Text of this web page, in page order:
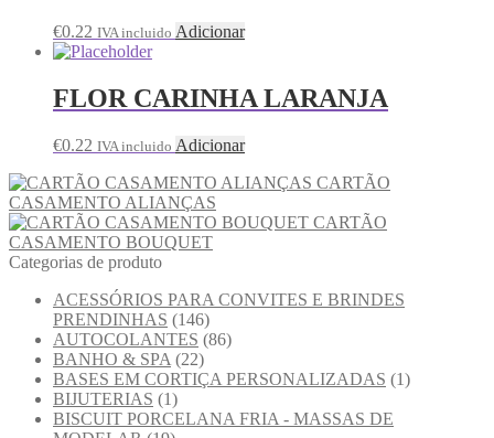
€0.22 IVA incluido Adicionar
FLOR CARINHA LARANJA
€0.22 IVA incluido Adicionar
CARTÃO
CASAMENTO ALIANÇAS
CARTÃO
CASAMENTO BOUQUET
Categorias de produto
ACESSÓRIOS PARA CONVITES E BRINDES
PRENDINHAS (146)
AUTOCOLANTES (86)
BANHO & SPA (22)
BASES EM CORTIÇA PERSONALIZADAS (1)
BIJUTERIAS (1)
BISCUIT PORCELANA FRIA - MASSAS DE